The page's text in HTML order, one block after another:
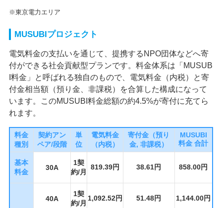
※東京電力エリア
MUSUBIプロジェクト
電気料金の支払いを通じて、提携するNPO団体などへ寄
付ができる社会貢献型プランです。料金体系は「MUSUB
I料金」と呼ばれる独自のもので、電気料金（内税）と寄
付金相当額（預り金、非課税）を合算した構成になって
います。このMUSUBI料金総額の約4.5%が寄付に充てら
れます。
料金
種別
契約アン
ペア/段階
単
位
電気料金
（内税）
寄付金（預り
金, 非課税）
MUSUBI
料金 合計
基本
料金
30A
1契
約/月
819.39円 38.61円 858.00円
40A
1契
約/月
1,092.52円 51.48円 1,144.00円